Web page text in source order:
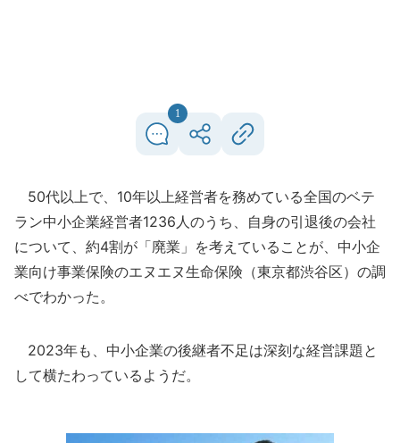
1
50代以上で、10年以上経営者を務めている全国のベテ
ラン中小企業経営者1236人のうち、自身の引退後の会社
について、約4割が「廃業」を考えていることが、中小企
業向け事業保険のエヌエヌ生命保険（東京都渋谷区）の調
べでわかった。
2023年も、中小企業の後継者不足は深刻な経営課題と
して横たわっているようだ。